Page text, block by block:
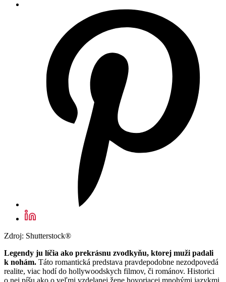
Zdroj: Shutterstock®
Legendy ju líčia ako prekrásnu zvodkyňu, ktorej muži padali
k nohám. Táto romantická predstava pravdepodobne nezodpovedá
realite, viac hodí do hollywoodskych filmov, či románov. Historici